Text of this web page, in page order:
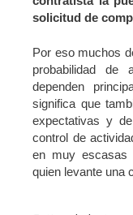
solicitud de
Por eso muchos
probabilidad de
dependen
significa que
expectativas y
control de
en muy escasas
quien levante una